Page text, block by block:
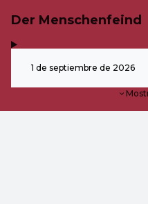
Der Menschenfeind
1 de septiembre de 2026